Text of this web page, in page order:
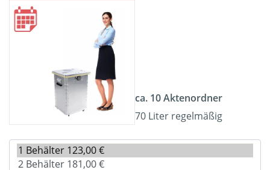
ca. 10 Aktenordner
70 Liter regelmäßig